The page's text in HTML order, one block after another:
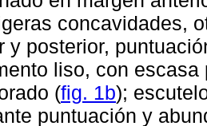
concavidades,
y posterior,
liso, con
(fig. 1b);
puntuación y